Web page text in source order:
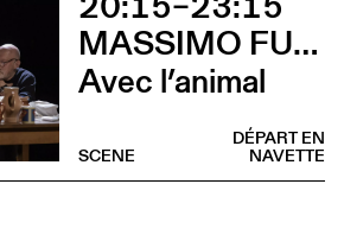
MASSIMO FURLAN ET CLAIRE DE RIBAUPIERRE
Avec l’animal
DÉPART EN
NAVETTE
SCENE